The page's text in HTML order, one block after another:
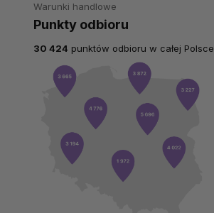
Warunki handlowe
Punkty odbioru
30 424 punktów odbioru w całej Polsce